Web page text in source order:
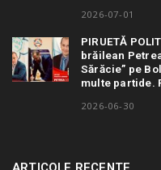
2026-07-01
PIRUETĂ
brăilean
Sărăcie” pe
multe partide.
2026-06-30